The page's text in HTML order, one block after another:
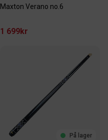
Maxton Verano no.6
1 699kr
På lager